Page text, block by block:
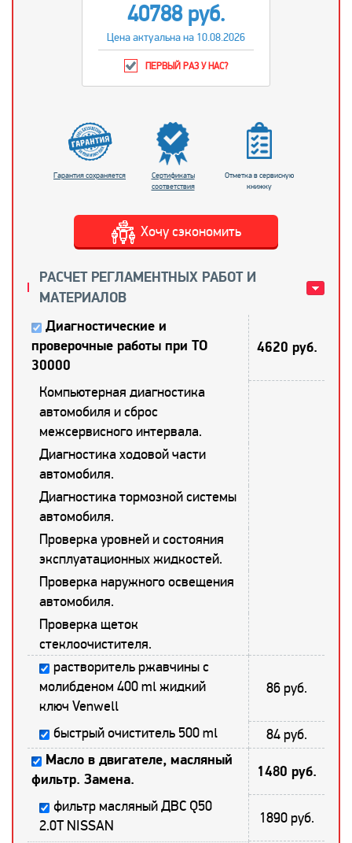
40788 руб.
Цена актуальна на 10.08.2026
ПЕРВЫЙ РАЗ У НАС?
Гарантия сохраняется
Сертификаты
соответствия
Отметка в сервисную
книжку
Хочу сэкономить
РАСЧЕТ РЕГЛАМЕНТНЫХ РАБОТ И
МАТЕРИАЛОВ
Диагностические и
проверочные работы при ТО
30000
4620 руб.
Компьютерная диагностика
автомобиля и сброс
межсервисного интервала.
Диагностика ходовой части
автомобиля.
Диагностика тормозной системы
автомобиля.
Проверка уровней и состояния
эксплуатационных жидкостей.
Проверка наружного освещения
автомобиля.
Проверка щеток
стеклоочистителя.
растворитель ржавчины с
молибденом 400 ml жидкий
ключ Venwell
86 руб.
быстрый очиститель 500 ml 84 руб.
Масло в двигателе, масляный
фильтр. Замена.
1480 руб.
фильтр масляный ДВС Q50
2.0T NISSAN
1890 руб.